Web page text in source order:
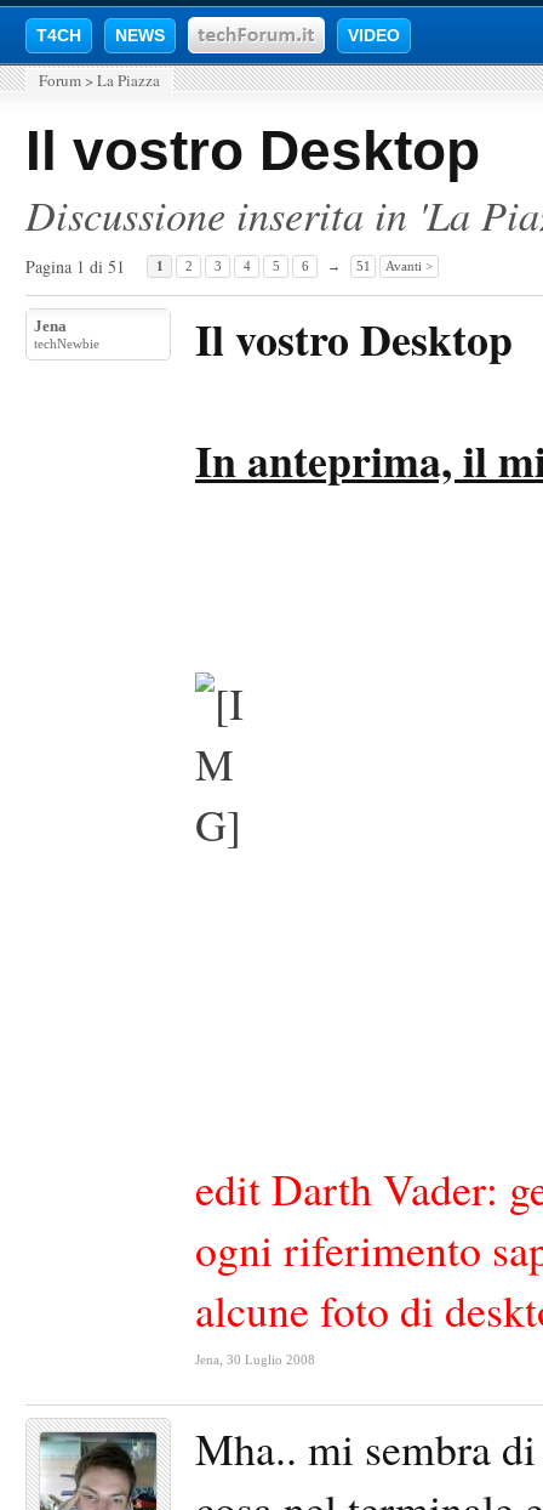
T4CH NEWS VIDEO
Forum > La Piazza
Il vostro Desktop
Discussione inserita in 'La
Pagina 1 di 51 1 2 3 4 5 6 → 51 Avanti >
Jena
techNewbie
Il vostro Desktop
In anteprima, il
edit Darth Vader:
ogni riferimento
alcune foto di
Jena 30 Luglio 2008
Mha.. mi sembra